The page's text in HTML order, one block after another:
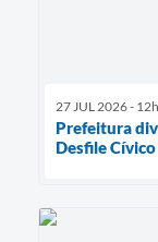
27 JUL 2026 -
Prefeitura
Desfile